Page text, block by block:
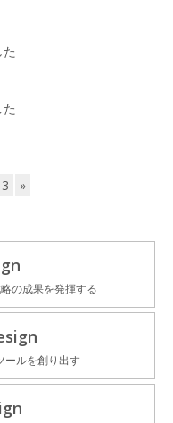
3 »
の成果を発揮する
ールを創り出す